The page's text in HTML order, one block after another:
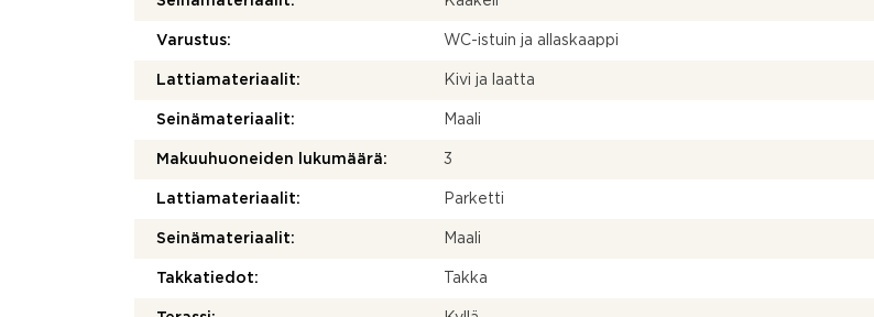
Varustus: WC-istuin ja allaskaappi
Lattiamateriaalit: Kivi ja laatta
Seinämateriaalit: Maali
Makuuhuoneiden lukumäärä: 3
Lattiamateriaalit: Parketti
Seinämateriaalit: Maali
Takkatiedot: Takka